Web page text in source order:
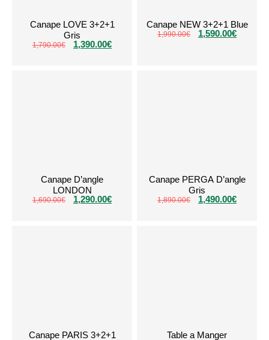
Canape LOVE 3+2+1
Gris
1,790.00€ 1,390.00€
Canape NEW 3+2+1 Blue
1,990.00€ 1,590.00€
Canape D’angle
LONDON
1,690.00€ 1,290.00€
Canape PERGA D’angle
Gris
1,890.00€ 1,490.00€
Canape PARIS 3+2+1
Table a Manger